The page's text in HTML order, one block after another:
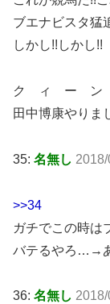
ブエナビスタ猛
しかし!!しかし!!
ク ィ ー
田中博康やりま
35: 名無し
>>34
ガチでこの時は
バテるやろ…→
36: 名無し